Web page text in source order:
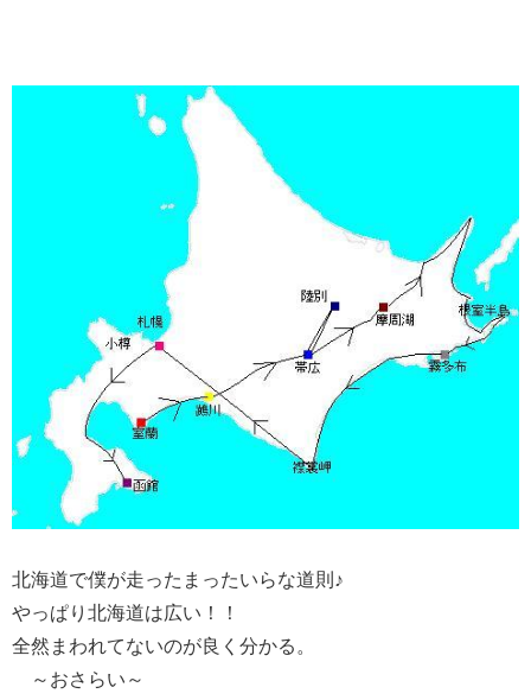
北海道で僕が走ったまったいらな道則♪
やっぱり北海道は広い！！
全然まわれてないのが良く分かる。
～おさらい～